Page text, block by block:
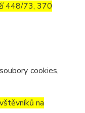
448/73, 370
cookies,
na